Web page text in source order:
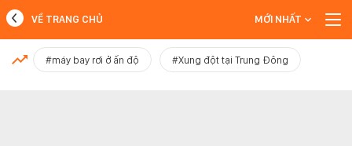
MỚI NHẤT
VỀ TRANG CHỦ MỚI NHẤT
#máy bay rơi ở ấn độ #Xung đột tại Trung Đông